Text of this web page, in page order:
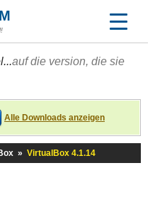
auf die version, die sie
Alle Downloads anzeigen
» VirtualBox 4.1.14